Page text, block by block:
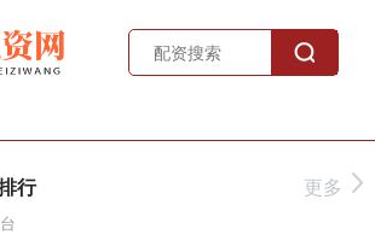
行 更多